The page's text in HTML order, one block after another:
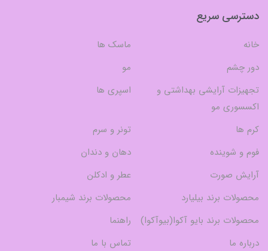
دسترسی سریع
خانه
ماسک ها
دور چشم
مو
تجهیزات آرایشی بهداشتی و
اکسسوری مو
اسپری ها
کرم ها
تونر و سرم
فوم و شوینده
دهان و دندان
آرایش صورت
عطر و ادکلن
محصولات برند بیلیارد
محصولات برند شیمبار
محصولات برند بایو آکوا(بیوآکوا)
راهنما
درباره ما
تماس با ما